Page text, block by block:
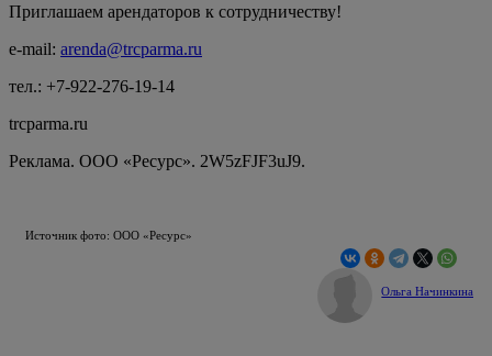
Приглашаем арендаторов к сотрудничеству!
e-mail: arenda@trcparma.ru
тел.: +7-922-276-19-14
trcparma.ru
Реклама. ООО «Ресурс». 2W5zFJF3uJ9.
Источник фото: ООО «Ресурс»
Ольга Начинкина